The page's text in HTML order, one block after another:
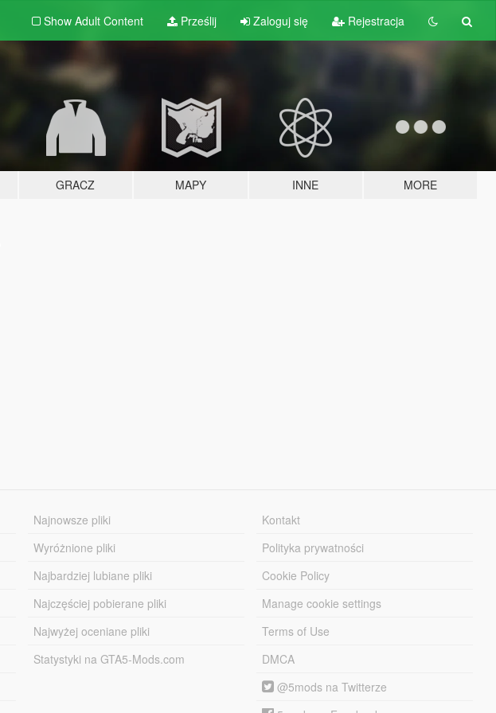
Show Adult Content Prześlij Zaloguj się Rejestracja
GRACZ MAPY INNE MORE
Najnowsze pliki
Wyróżnione pliki
Najbardziej lubiane pliki
Najczęściej pobierane pliki
Najwyżej oceniane pliki
Statystyki na GTA5-Mods.com
Kontakt
Polityka prywatności
Cookie Policy
Manage cookie settings
Terms of Use
DMCA
@5mods na Twitterze